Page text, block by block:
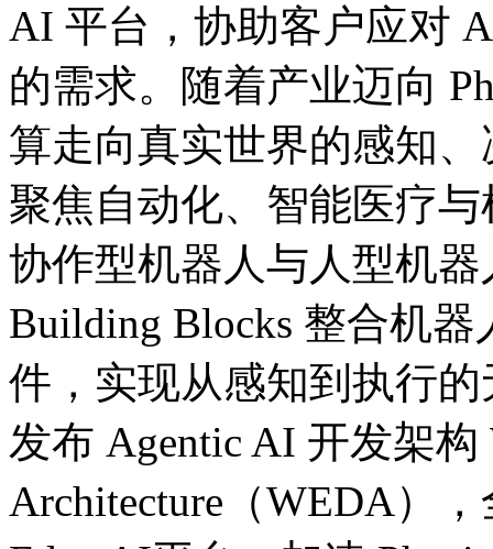
AI 平台，协助客户应对
的需求。随着产业迈向
算走向真实世界的感知
聚焦自动化、智能医疗
协作型机器人与人型机
Building Blocks 整合机
件，实现从感知到执行
发布 Agentic AI 开发架构
Architecture（WEDA）